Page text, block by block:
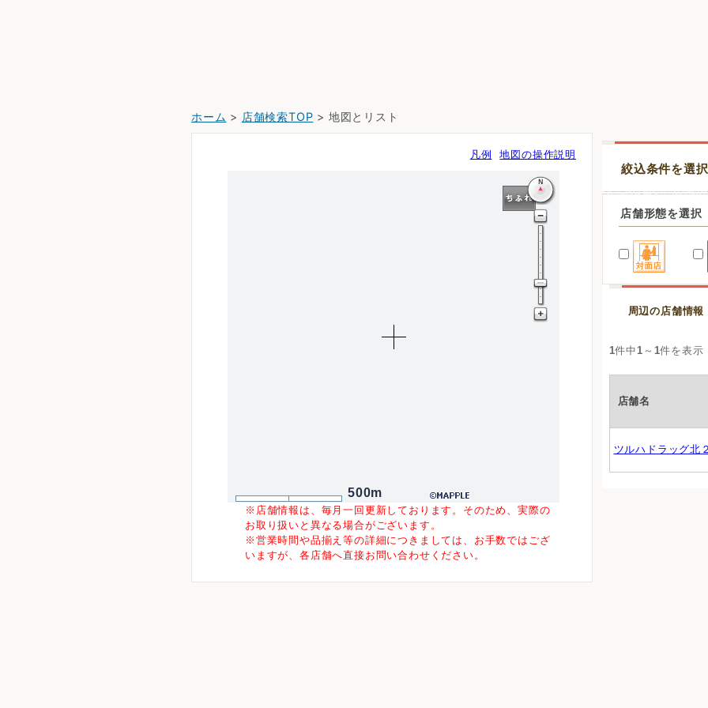
ホーム > 店舗検索TOP > 地図とリスト
凡例 地図の操作説明
500m
※店舗情報は、毎月一回更新しております。そのため、実際の
お取り扱いと異なる場合がございます。
※営業時間や品揃え等の詳細につきましては、お手数ではござ
いますが、各店舗へ直接お問い合わせください。
絞込条件を選
店舗形態を選択
周辺の店舗情報
1件中 1 ～ 1件を表示
店舗名
ツルハドラッグ北